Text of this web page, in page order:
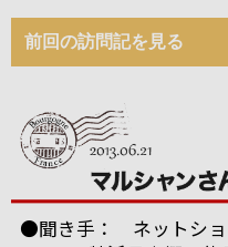
前回の訪問記を見る
●聞き手： ネットショ